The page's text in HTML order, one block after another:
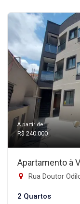
A partir de:
R$ 240.000
Apartamento à
Rua Doutor Odilon
2 Quartos